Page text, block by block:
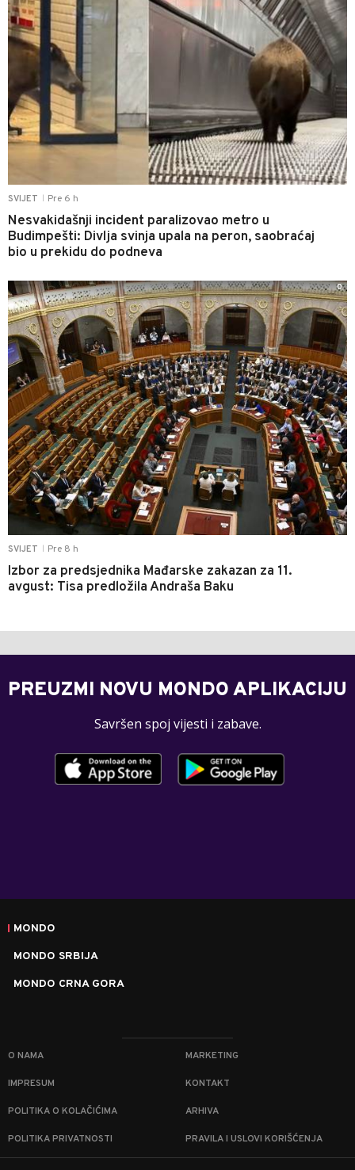
SVIJET Pre 6 h
Nesvakidašnji incident paralizovao metro u
Budimpešti: Divlja svinja upala na peron, saobraćaj
bio u prekidu do podneva
SVIJET Pre 8 h
Izbor za predsjednika Mađarske zakazan za 11.
avgust: Tisa predložila Andraša Baku
0
PREUZMI NOVU MONDO APLIKACIJU
Savršen spoj vijesti i zabave.
MONDO
MONDO SRBIJA
MONDO CRNA GORA
O NAMA MARKETING
IMPRESUM KONTAKT
POLITIKA O KOLAČIĆIMA ARHIVA
POLITIKA PRIVATNOSTI PRAVILA I USLOVI KORIŠĆENJA